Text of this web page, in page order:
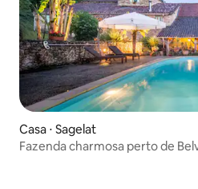
Casa ⋅ Sagelat
Fazenda charmosa perto de